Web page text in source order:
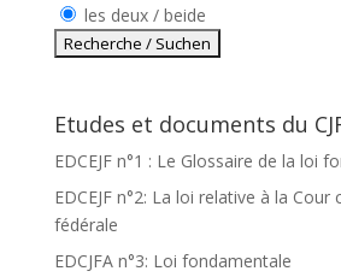
les deux / beide
Etudes et documents du
EDCEJF n°1 : Le Glossaire de la loi
EDCEJF n°2: La loi relative à la
fédérale
EDCJFA n°3: Loi fondamentale